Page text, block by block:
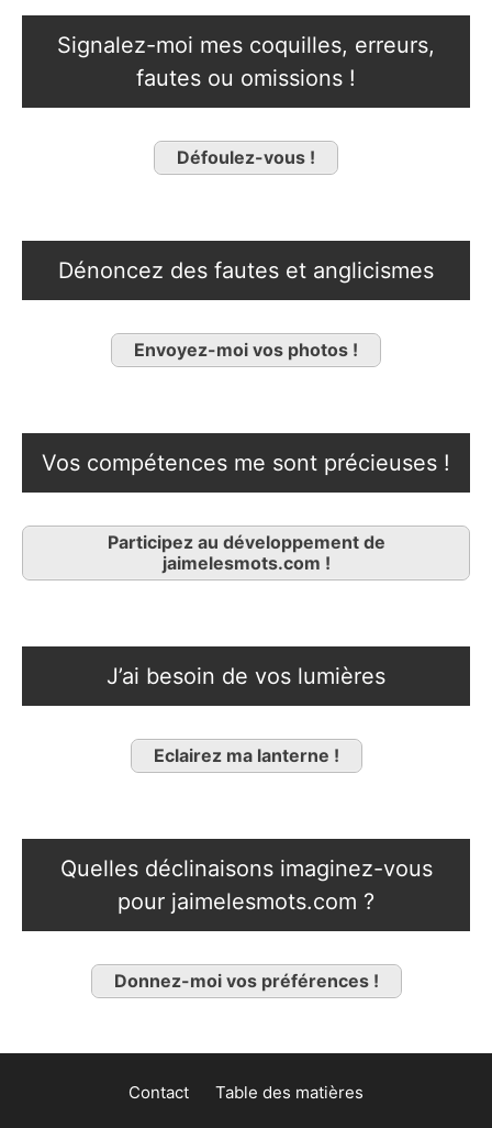
Signalez-moi mes coquilles, erreurs,
fautes ou omissions !
Défoulez-vous !
Dénoncez des fautes et anglicismes
Envoyez-moi vos photos !
Vos compétences me sont précieuses !
Participez au développement de
jaimelesmots.com !
J’ai besoin de vos lumières
Eclairez ma lanterne !
Quelles déclinaisons imaginez-vous
pour jaimelesmots.com ?
Donnez-moi vos préférences !
Contact Table des matières